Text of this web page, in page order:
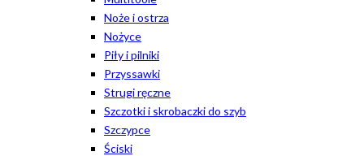
Noże i ostrza
Nożyce
Piły i pilniki
Przyssawki
Strugi ręczne
Szczotki i skrobaczki do szyb
Szczypce
Ściski